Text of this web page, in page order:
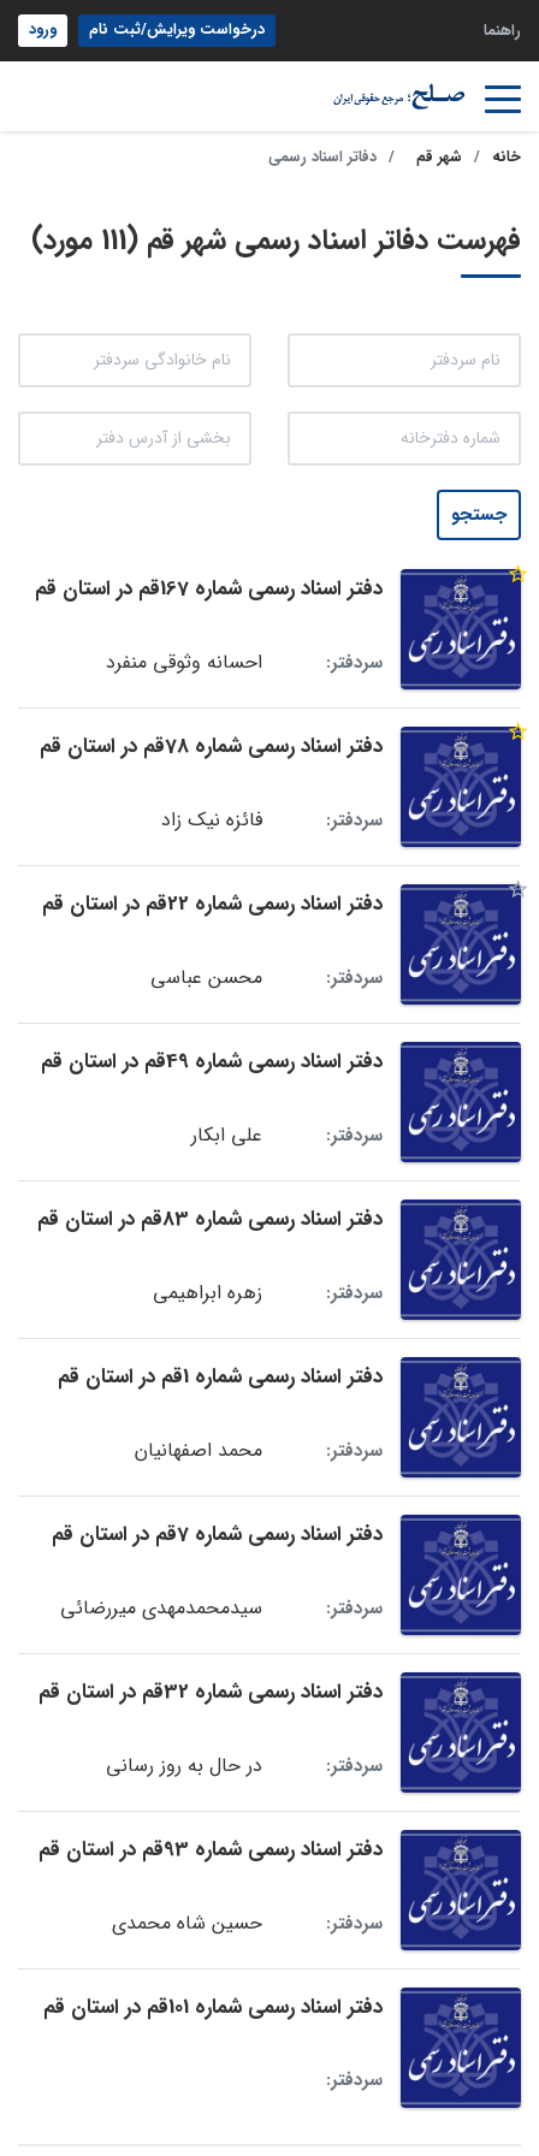
راهنما درخواست ویرایش/ثبت نام ورود
خانه شهر قم دفاتر اسناد رسمی
فهرست دفاتر اسناد رسمی شهر قم (111 مورد)
جستجو
دفتر اسناد رسمی شماره 167قم در استان قم
سردفتر: احسانه وثوقی منفرد
دفتر اسناد رسمی شماره 78قم در استان قم
سردفتر: فائزه نیک زاد
دفتر اسناد رسمی شماره 22قم در استان قم
سردفتر: محسن عباسی
دفتر اسناد رسمی شماره 49قم در استان قم
سردفتر: علی ابکار
دفتر اسناد رسمی شماره 83قم در استان قم
سردفتر: زهره ابراهیمی
دفتر اسناد رسمی شماره 1قم در استان قم
سردفتر: محمد اصفهانیان
دفتر اسناد رسمی شماره 7قم در استان قم
سردفتر: سیدمحمدمهدی میررضائی
دفتر اسناد رسمی شماره 32قم در استان قم
سردفتر: در حال به روز رسانی
دفتر اسناد رسمی شماره 93قم در استان قم
سردفتر: حسین شاه محمدی
دفتر اسناد رسمی شماره 101قم در استان قم
سردفتر: